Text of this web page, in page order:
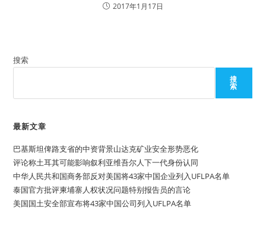
2017年1月17日
搜索
搜
索
最新文章
巴基斯坦俾路支省的中资背景山达克矿业安全形势恶化
评论称土耳其可能影响叙利亚维吾尔人下一代身份认同
中华人民共和国商务部反对美国将43家中国企业列入UFLPA名单
泰国官方批评柬埔寨人权状况问题特别报告员的言论
美国国土安全部宣布将43家中国公司列入UFLPA名单